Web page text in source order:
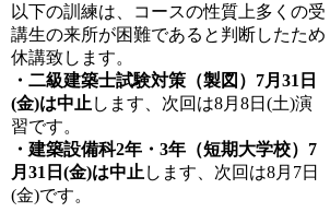
以下の訓練は、コースの性質上多くの受
講生の来所が困難であると判断したため
休講致します。
・二級建築士試験対策（製図）7月31日
(金)は中止 します、次回は8月8日(土)演
習です。
・建築設備科2年・3年（短期大学校）7
月31日(金)は中止 します、次回は8月7日
(金)です。